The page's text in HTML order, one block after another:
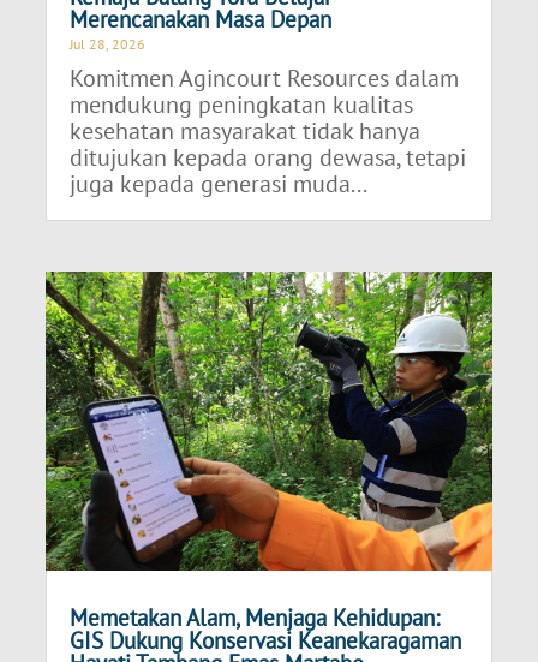
Merencanakan Masa Depan
Jul 28, 2026
Komitmen Agincourt Resources dalam
mendukung peningkatan kualitas
kesehatan masyarakat tidak hanya
ditujukan kepada orang dewasa, tetapi
juga kepada generasi muda...
Memetakan Alam, Menjaga Kehidupan:
GIS Dukung Konservasi Keanekaragaman